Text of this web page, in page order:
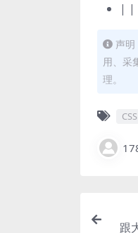
| |
声
用、采
理。
CSS
跟